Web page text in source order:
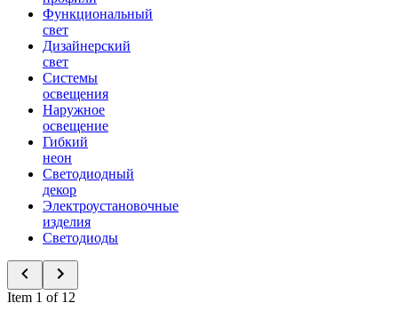
Функциональный
свет
Дизайнерский
свет
Системы
освещения
Наружное
освещение
Гибкий
неон
Светодиодный
декор
Электроустановочные
изделия
Светодиоды
Item 1 of 12